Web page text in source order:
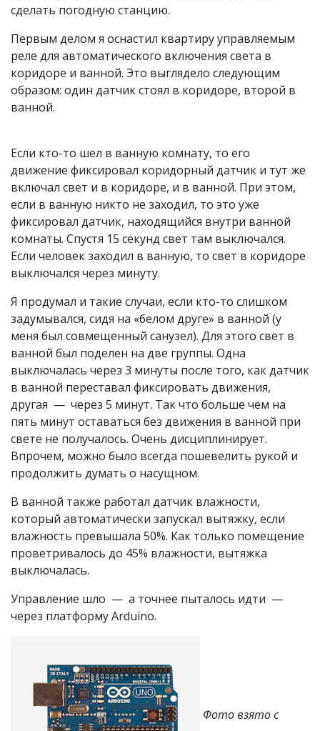
сделать погодную станцию.
Первым делом я оснастил квартиру управляемым
реле для автоматического включения света в
коридоре и ванной. Это выглядело следующим
образом: один датчик стоял в коридоре, второй в
ванной.
Если кто-то шел в ванную комнату, то его
движение фиксировал коридорный датчик и тут же
включал свет и в коридоре, и в ванной. При этом,
если в ванную никто не заходил, то это уже
фиксировал датчик, находящийся внутри ванной
комнаты. Спустя 15 секунд свет там выключался.
Если человек заходил в ванную, то свет в коридоре
выключался через минуту.
Я продумал и такие случаи, если кто-то слишком
задумывался, сидя на «белом друге» в ванной (у
меня был совмещенный санузел). Для этого свет в
ванной был поделен на две группы. Одна
выключалась через 3 минуты после того, как датчик
в ванной переставал фиксировать движения,
другая — через 5 минут. Так что больше чем на
пять минут оставаться без движения в ванной при
свете не получалось. Очень дисциплинирует.
Впрочем, можно было всегда пошевелить рукой и
продолжить думать о насущном.
В ванной также работал датчик влажности,
который автоматически запускал вытяжку, если
влажность превышала 50%. Как только помещение
проветривалось до 45% влажности, вытяжка
выключалась.
Управление шло — а точнее пыталось идти —
через платформу Arduino.
Фото взято с